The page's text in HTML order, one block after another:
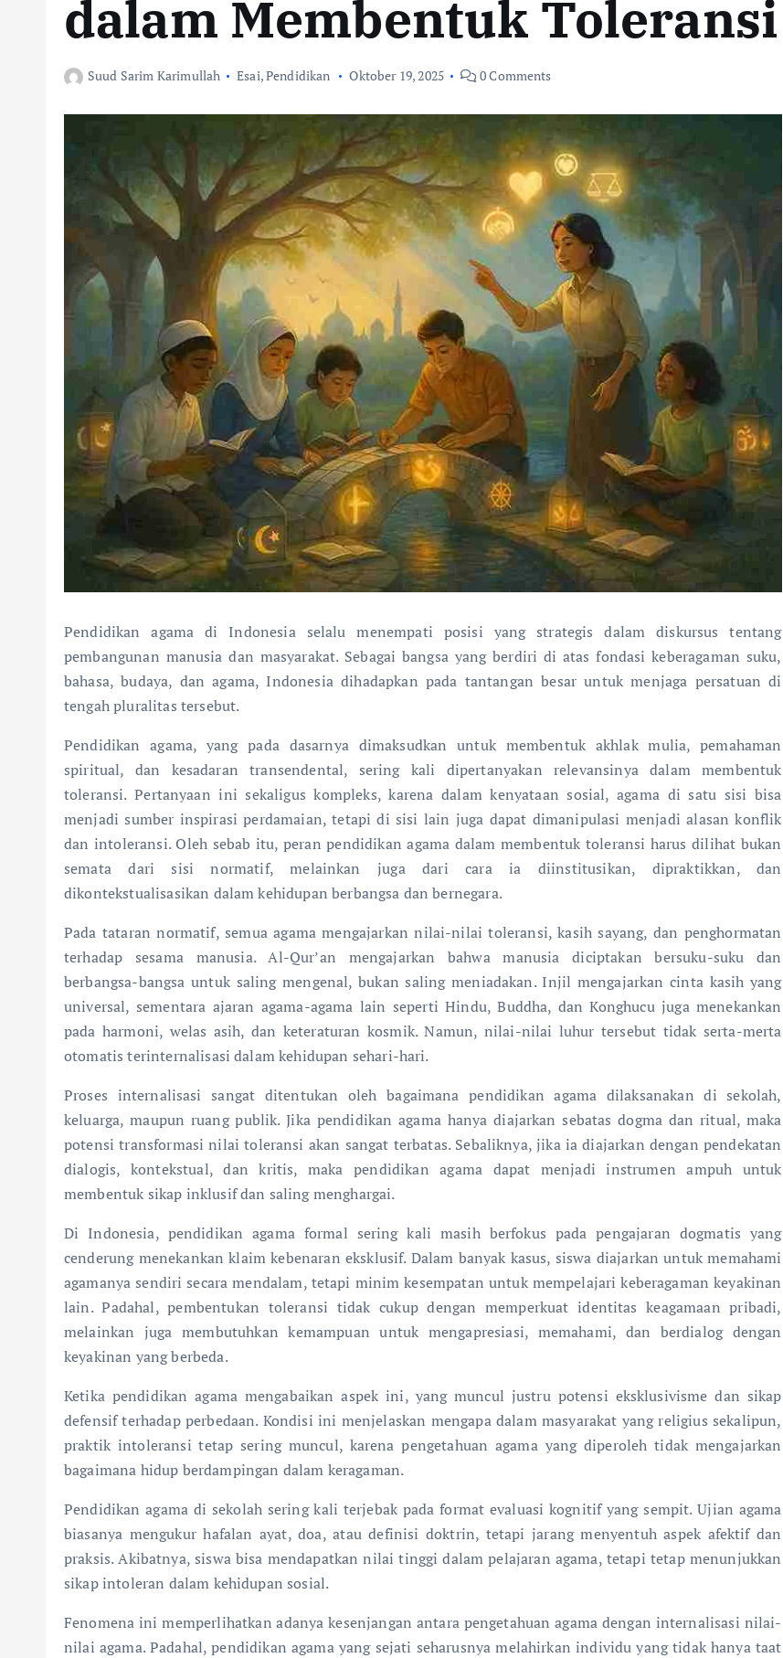
dalam Membentuk Toleransi
Suud Sarim Karimullah Esai,Pendidikan Oktober 19, 2025 0 Comments
Pendidikan agama di Indonesia selalu menempati posisi yang strategis dalam diskursus tentang
pembangunan manusia dan masyarakat. Sebagai bangsa yang berdiri di atas fondasi keberagaman suku,
bahasa, budaya, dan agama, Indonesia dihadapkan pada tantangan besar untuk menjaga persatuan di
tengah pluralitas tersebut.
Pendidikan agama, yang pada dasarnya dimaksudkan untuk membentuk akhlak mulia, pemahaman
spiritual, dan kesadaran transendental, sering kali dipertanyakan relevansinya dalam membentuk
toleransi. Pertanyaan ini sekaligus kompleks, karena dalam kenyataan sosial, agama di satu sisi bisa
menjadi sumber inspirasi perdamaian, tetapi di sisi lain juga dapat dimanipulasi menjadi alasan konflik
dan intoleransi. Oleh sebab itu, peran pendidikan agama dalam membentuk toleransi harus dilihat bukan
semata dari sisi normatif, melainkan juga dari cara ia diinstitusikan, dipraktikkan, dan
dikontekstualisasikan dalam kehidupan berbangsa dan bernegara.
Pada tataran normatif, semua agama mengajarkan nilai-nilai toleransi, kasih sayang, dan penghormatan
terhadap sesama manusia. Al-Qur’an mengajarkan bahwa manusia diciptakan bersuku-suku dan
berbangsa-bangsa untuk saling mengenal, bukan saling meniadakan. Injil mengajarkan cinta kasih yang
universal, sementara ajaran agama-agama lain seperti Hindu, Buddha, dan Konghucu juga menekankan
pada harmoni, welas asih, dan keteraturan kosmik. Namun, nilai-nilai luhur tersebut tidak serta-merta
otomatis terinternalisasi dalam kehidupan sehari-hari.
Proses internalisasi sangat ditentukan oleh bagaimana pendidikan agama dilaksanakan di sekolah,
keluarga, maupun ruang publik. Jika pendidikan agama hanya diajarkan sebatas dogma dan ritual, maka
potensi transformasi nilai toleransi akan sangat terbatas. Sebaliknya, jika ia diajarkan dengan pendekatan
dialogis, kontekstual, dan kritis, maka pendidikan agama dapat menjadi instrumen ampuh untuk
membentuk sikap inklusif dan saling menghargai.
Di Indonesia, pendidikan agama formal sering kali masih berfokus pada pengajaran dogmatis yang
cenderung menekankan klaim kebenaran eksklusif. Dalam banyak kasus, siswa diajarkan untuk memahami
agamanya sendiri secara mendalam, tetapi minim kesempatan untuk mempelajari keberagaman keyakinan
lain. Padahal, pembentukan toleransi tidak cukup dengan memperkuat identitas keagamaan pribadi,
melainkan juga membutuhkan kemampuan untuk mengapresiasi, memahami, dan berdialog dengan
keyakinan yang berbeda.
Ketika pendidikan agama mengabaikan aspek ini, yang muncul justru potensi eksklusivisme dan sikap
defensif terhadap perbedaan. Kondisi ini menjelaskan mengapa dalam masyarakat yang religius sekalipun,
praktik intoleransi tetap sering muncul, karena pengetahuan agama yang diperoleh tidak mengajarkan
bagaimana hidup berdampingan dalam keragaman.
Pendidikan agama di sekolah sering kali terjebak pada format evaluasi kognitif yang sempit. Ujian agama
biasanya mengukur hafalan ayat, doa, atau definisi doktrin, tetapi jarang menyentuh aspek afektif dan
praksis. Akibatnya, siswa bisa mendapatkan nilai tinggi dalam pelajaran agama, tetapi tetap menunjukkan
sikap intoleran dalam kehidupan sosial.
Fenomena ini memperlihatkan adanya kesenjangan antara pengetahuan agama dengan internalisasi nilai-
nilai agama. Padahal, pendidikan agama yang sejati seharusnya melahirkan individu yang tidak hanya taat